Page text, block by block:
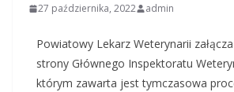
27 października, 2022 admin
Powiatowy Lekarz Weterynarii
strony Głównego Inspektoratu
którym zawarta jest tymczasowa